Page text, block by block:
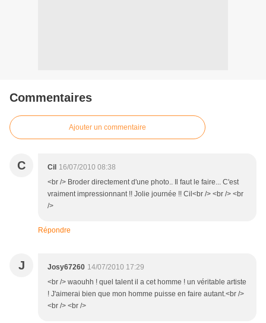
Commentaires
Ajouter un commentaire
C Cil 16/07/2010 08:38
<br /> Broder directement d'une photo.. Il faut le faire... C'est
vraiment impressionnant !! Jolie journée !! Cil<br /> <br /> <br
/>
Répondre
J Josy67260 14/07/2010 17:29
<br /> waouhh ! quel talent il a cet homme ! un véritable artiste
! J'aimerai bien que mon homme puisse en faire autant.<br />
<br /> <br />